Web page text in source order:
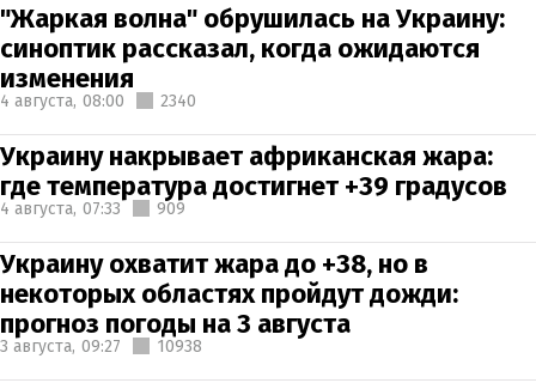
"Жаркая волна" обрушилась на Украину:
синоптик рассказал, когда ожидаются
изменения
4 августа, 08:00 2340
Украину накрывает африканская жара:
где температура достигнет +39 градусов
4 августа, 07:33 909
Украину охватит жара до +38, но в
некоторых областях пройдут дожди:
прогноз погоды на 3 августа
3 августа, 09:27 10938